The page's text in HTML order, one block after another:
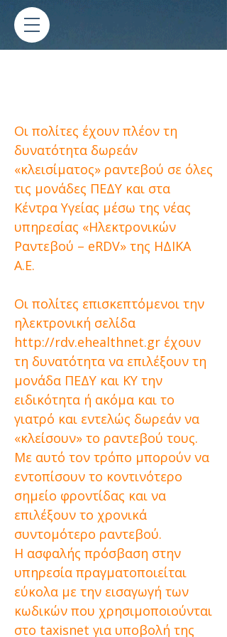
Οι πολίτες έχουν πλέον τη
δυνατότητα δωρεάν
«κλεισίματος» ραντεβού σε όλες
τις μονάδες ΠΕΔΥ και στα
Κέντρα Υγείας μέσω της νέας
υπηρεσίας «Ηλεκτρονικών
Ραντεβού – eRDV» της ΗΔΙΚΑ
Α.Ε.
Οι πολίτες επισκεπτόμενοι την
ηλεκτρονική σελίδα
http://rdv.ehealthnet.gr έχουν
τη δυνατότητα να επιλέξουν τη
μονάδα ΠΕΔΥ και ΚΥ την
ειδικότητα ή ακόμα και το
γιατρό και εντελώς δωρεάν να
«κλείσουν» το ραντεβού τους.
Με αυτό τον τρόπο μπορούν να
εντοπίσουν το κοντινότερο
σημείο φροντίδας και να
επιλέξουν το χρονικά
συντομότερο ραντεβού.
Η ασφαλής πρόσβαση στην
υπηρεσία πραγματοποιείται
εύκολα με την εισαγωγή των
κωδικών που χρησιμοποιούνται
στο taxisnet για υποβολή της